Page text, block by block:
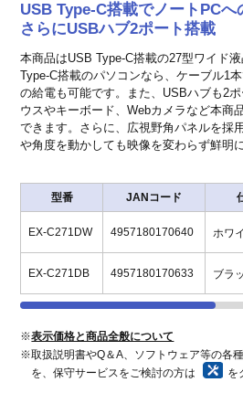
USB Type-C搭載でノートPCへ
さらにUSBハブ2ポート搭載
本商品はUSB Type-C搭載の27型ワイド
Type-C搭載のパソコンなら、ケーブル1
の給電も可能です。また、USBハブも2
ウスやキーボード、Webカメラなど本商
できます。さらに、広視野角パネルを採
や角度を動かしても映像を変わらず鮮明
型番 JANコード
EX-C271DW 4957180170640 ホワ
EX-C271DB 4957180170633 ブ
※表示価格と商品全般について
※取扱説明書やQ＆A、ソフトウェア等の各
を、保守サービスをご検討の方は
を